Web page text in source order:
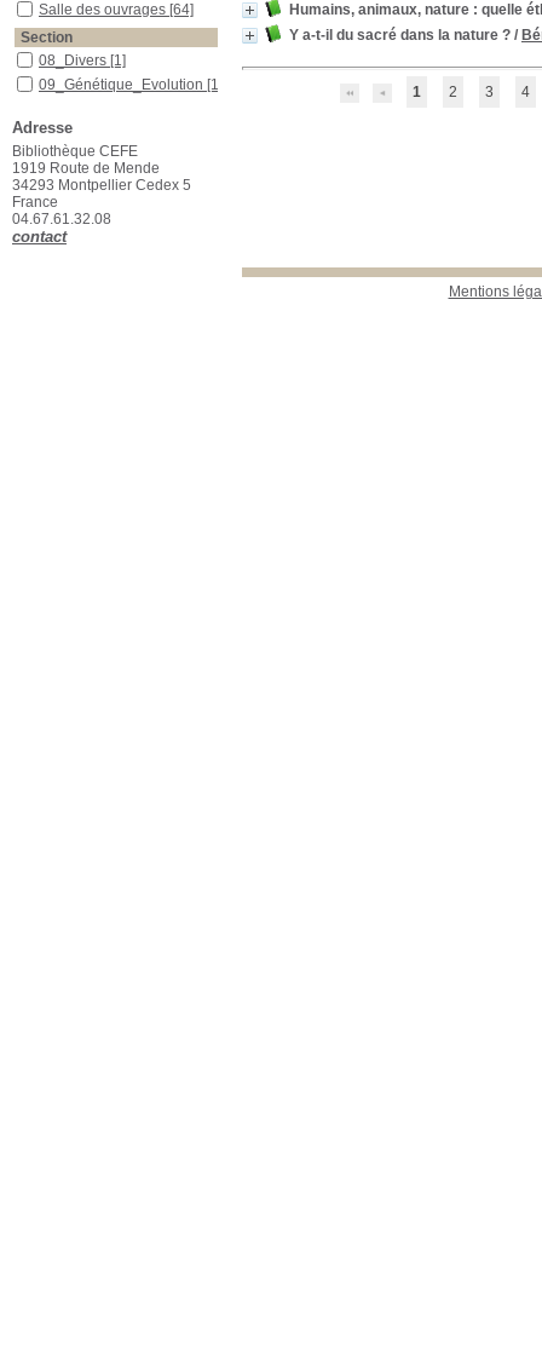
Humains, animaux, nature : quelle
Y a-t-il du sacré dans la nature ? /
1 2 3 4
Mentions
Salle des ouvrages
Salle des ouvrages [64]
Section
08_Divers
08_Divers [1]
09_Génétique_Evolution
09_Génétique_Evolution [1]
20_Développement_durable
20_Développement_durable
[1]
21_Sciences_Humaines
21_Sciences_Humaines
[60]
Adresse
Bibliothèque CEFE
1919 Route de Mende
34293 Montpellier Cedex 5
France
04.67.61.32.08
contact